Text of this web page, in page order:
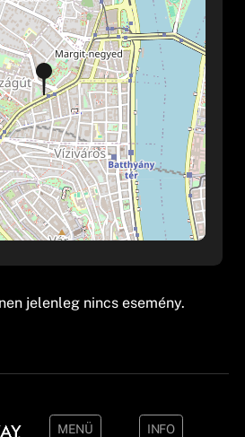
jelenleg nincs esemény.
MENÜ INFO